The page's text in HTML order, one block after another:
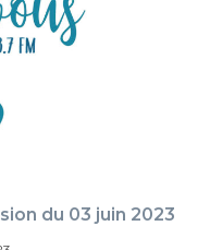
du 03 juin 2023